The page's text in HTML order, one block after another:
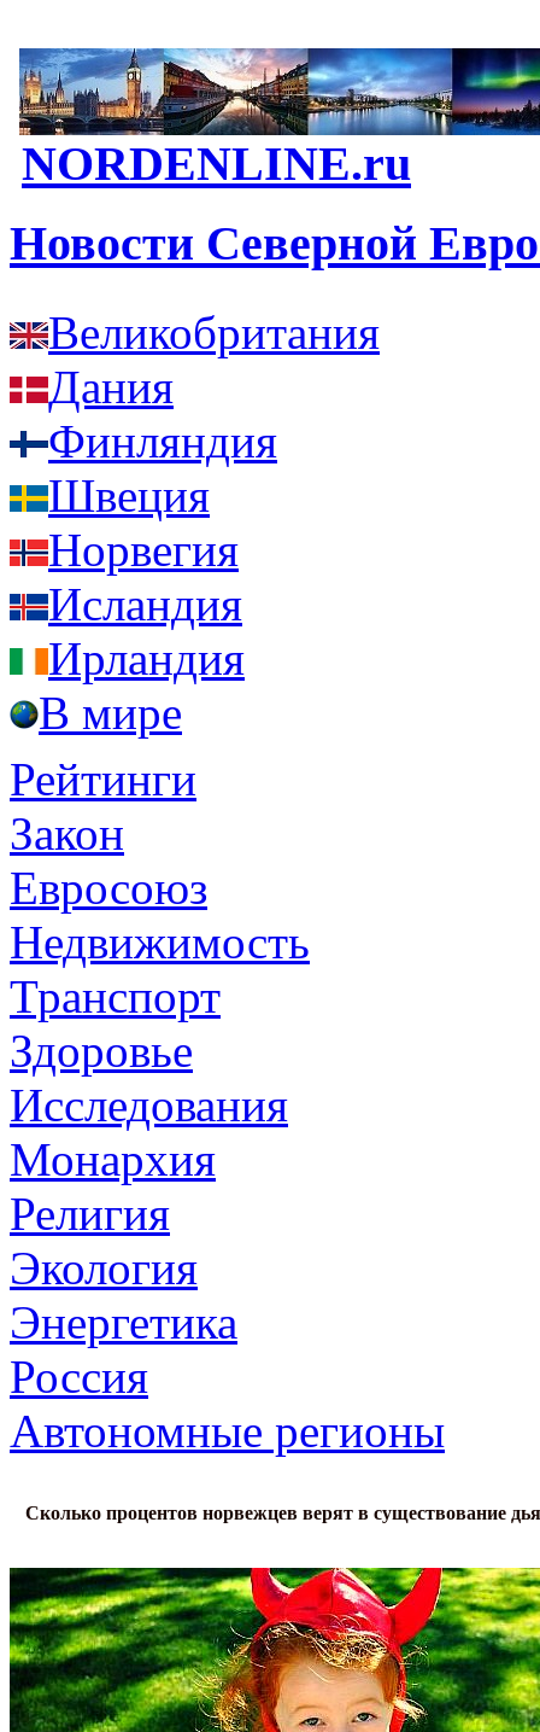
NORDENLINE.ru
Новости Северной
Великобритания
Дания
Финляндия
Швеция
Норвегия
Исландия
Ирландия
В мире
Рейтинги
Закон
Евросоюз
Недвижимость
Транспорт
Здоровье
Исследования
Монархия
Религия
Экология
Энергетика
Россия
Автономные регионы
Сколько процентов норвежцев верят в существование